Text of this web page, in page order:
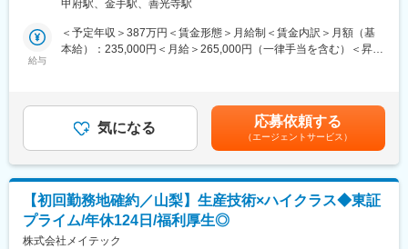
ア人材の重要性がドンドン加速しており、当社は各顧客企業の戦
略の重要な役割を担っています。
エンジニアはメイテックグループの充実した研修設備や最新機材
を活用し、継続的に技術力を向上させています。研修では現役エ
ンジニアが講師を務め、市場ニーズにマッチする実用性の高いス
や業務推進力といった人間力の向上にも取り組むことで、現場の
チーム力アップに貢献します。
・営業職：クライアント企業を訪問、担当者様のヒアリングや働
くスタッフさんへのフォロー及び新規取引先への需要ヒアリング
など
※営業エリア：甲府市、甲斐市、南アルプス市、昭和町
感謝の言葉が、やりがいにつながります。また、正社員ですが好
きな地元で就業していただき、引っ越しが必要な転勤もないので
安心して長期の就業ができます。
れやコツをつかんでいただきます。わからないことは何でも質問
できます。
だんだん慣れてくるころにはお客様やスタッフさんとの関係もで
き、感謝の言葉をいただけることも増えてくるため、非常にやり
甲府駅、金手駅、善光寺駅
給与
＜予定年収＞387万円＜賃金形態＞月給制＜賃金内訳＞月額（基
本給）：235,000円＜月給＞265,000円（一律手当を含む）＜昇給
（6月、12月）■インセンティブ制度あり賃金はあくまでも目安の
金額であり、選考を通じて上下する可能性があります。月給(月額)
は固定手当を含めた表記です。
気になる 応募依頼する
（エージェントサービス）
【初回勤務地確約／山梨】生産技術×ハイクラス◆東証
プライム/年休124日/福利厚生◎
株式会社メイテック